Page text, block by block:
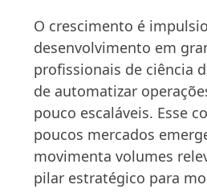
O crescimento é
desenvolvimento em
profissionais de ciência
de automatizar
pouco escaláveis. Esse
poucos mercados
movimenta volumes
pilar estratégico para